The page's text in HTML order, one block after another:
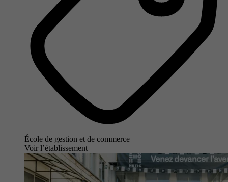
École de gestion et de commerce
Voir l’établissement